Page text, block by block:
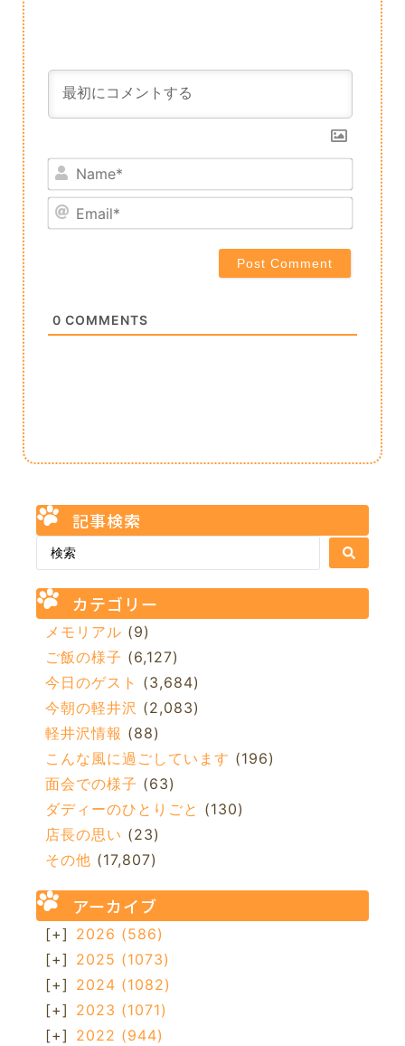
Name*
Email*
0 COMMENTS
記事検索
カテゴリー
メモリアル (9)
ご飯の様子 (6,127)
今日のゲスト (3,684)
今朝の軽井沢 (2,083)
軽井沢情報 (88)
こんな風に過ごしています (196)
面会での様子 (63)
ダディーのひとりごと (130)
店長の思い (23)
その他 (17,807)
アーカイブ
[+] 2026 (586)
[+] 2025 (1073)
[+] 2024 (1082)
[+] 2023 (1071)
[+] 2022 (944)